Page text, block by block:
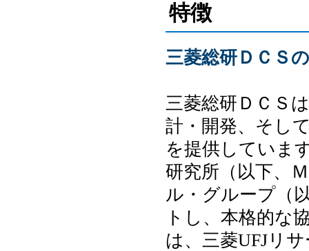
特徴
三菱総研ＤＣＳ
三菱総研ＤＣＳ
計・開発、そし
を提供していま
研究所（以下、
ル・グループ（
トし、本格的な
は、三菱UFJリ